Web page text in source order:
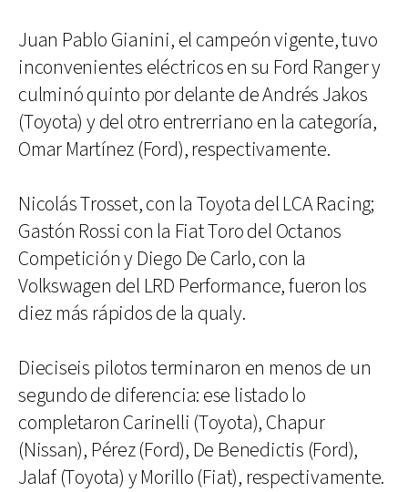
Juan Pablo Gianini, el campeón vigente, tuvo
inconvenientes eléctricos en su Ford Ranger y
culminó quinto por delante de Andrés Jakos
(Toyota) y del otro entrerriano en la categoría,
Omar Martínez (Ford), respectivamente.
Nicolás Trosset, con la Toyota del LCA Racing;
Gastón Rossi con la Fiat Toro del Octanos
Competición y Diego De Carlo, con la
Volkswagen del LRD Performance, fueron los
diez más rápidos de la qualy.
Dieciseis pilotos terminaron en menos de un
segundo de diferencia: ese listado lo
completaron Carinelli (Toyota), Chapur
(Nissan), Pérez (Ford), De Benedictis (Ford),
Jalaf (Toyota) y Morillo (Fiat), respectivamente.